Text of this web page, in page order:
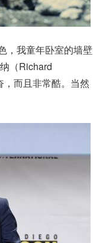
，我童年卧室的墙壁
（Richard
而且非常酷。当然